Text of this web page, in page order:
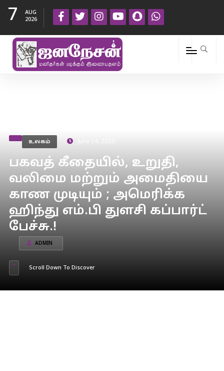
7
AUG
2026
உலகம்
பகவத் கீதையில், உறுதி,
வலிமை மற்றும் அமைதியை
காண முடியும் ; அமெரிக்க
ஹிந்து எம்.பி துளசி கப்பார்ட்
பேச்சு.!
ADMIN
Scroll Down To Discover